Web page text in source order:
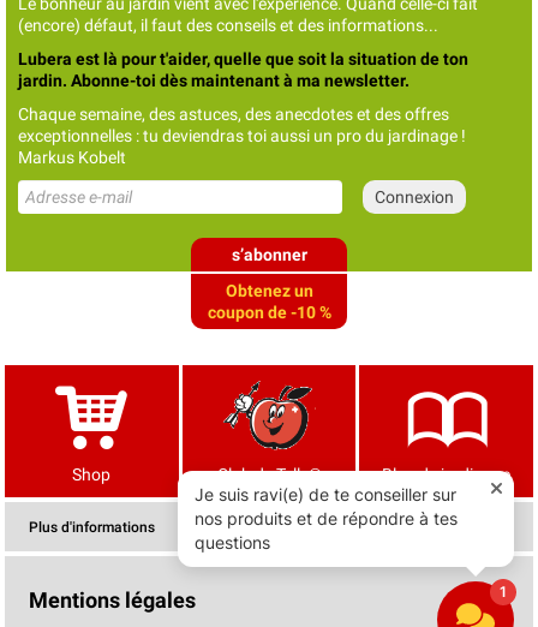
(encore) défaut, il faut des conseils et des informations...
Lubera est là pour t'aider, quelle que soit la situation de ton
jardin. Abonne-toi dès maintenant à ma newsletter.
Chaque semaine, des astuces, des anecdotes et des offres
exceptionnelles : tu deviendras toi aussi un pro du jardinage !
Markus Kobelt
s’abonner
Obtenez un
coupon de -10 %
Shop Club de Tells® Blog de jardinage
Plus d'informations
Mentions légales